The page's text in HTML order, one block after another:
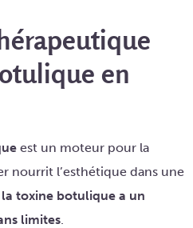
en
est un moteur pour la
nourrit l’esthétique dans une
la toxine botulique a un
limites.